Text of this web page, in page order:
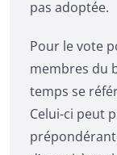
pas adoptée.
Pour le vote
membres du
temps se
Celui-ci peut